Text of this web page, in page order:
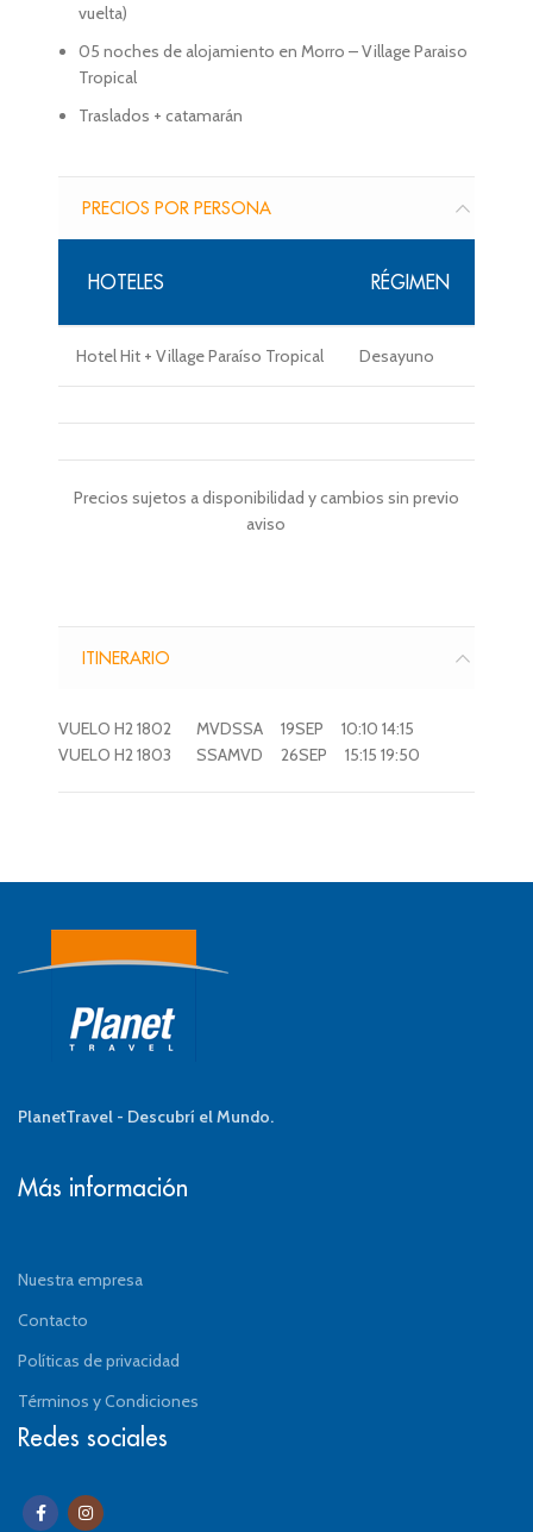
vuelta)
05 noches de alojamiento en Morro – Village Paraiso
Tropical
Traslados + catamarán
PRECIOS POR PERSONA
HOTELES RÉGIMEN
Hotel Hit + Village Paraíso Tropical Desayuno
Precios sujetos a disponibilidad y cambios sin previo
aviso
ITINERARIO
VUELO H2 1802 MVDSSA 19SEP 10:10 14:15
VUELO H2 1803 SSAMVD 26SEP 15:15 19:50
PlanetTravel - Descubrí el Mundo.
Más información
Nuestra empresa
Contacto
Políticas de privacidad
Términos y Condiciones
Redes sociales